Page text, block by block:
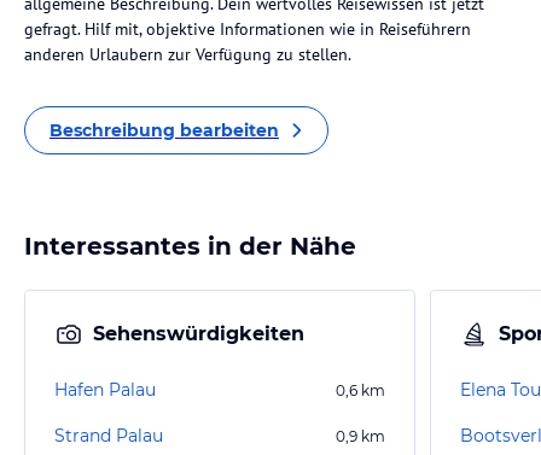
gefragt. Hilf mit, objektive Informationen wie in Reiseführern
anderen Urlaubern zur Verfügung zu stellen.
Beschreibung bearbeiten
Interessantes in der Nähe
Sehenswürdigkeiten
Hafen Palau 0,6 km
Strand Palau 0,9 km
Elena